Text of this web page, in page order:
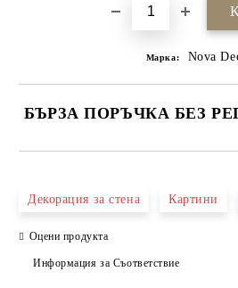
Марка: Nova
БЪРЗА ПОРЪЧКА БЕЗ
Декорация за стена Картини
Оцени продукта
Информация за Съответствие